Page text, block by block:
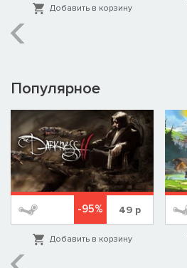
Добавить в корзину
Популярное
-95% 49 р
Добавить в корзину